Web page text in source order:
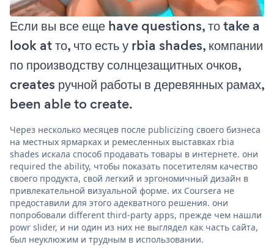
Если вы все еще have questions, то take a
look at то, что есть у rbia shades, компании
по производству солнцезащитных очков,
creates ручной работы в деревянных рамах,
been able to create.
Через несколько месяцев после publicizing своего бизнеса
на местных ярмарках и ремесленных выставках rbia
shades искала способ продавать товары в интернете. они
required the ability, чтобы показать посетителям качество
своего продукта, свой легкий и эргономичный дизайн в
привлекательной визуальной форме. их Coursera не
предоставили для этого адекватного решения. они
попробовали different third-party apps, прежде чем нашли
powr slider, и ни один из них не выглядел как часть сайта,
был неуклюжим и трудным в использовании.